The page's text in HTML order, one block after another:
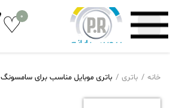
0
خانه باتری باتری موبایل مناسب برای سامسونگ E250 با ظرفیت 800mAh